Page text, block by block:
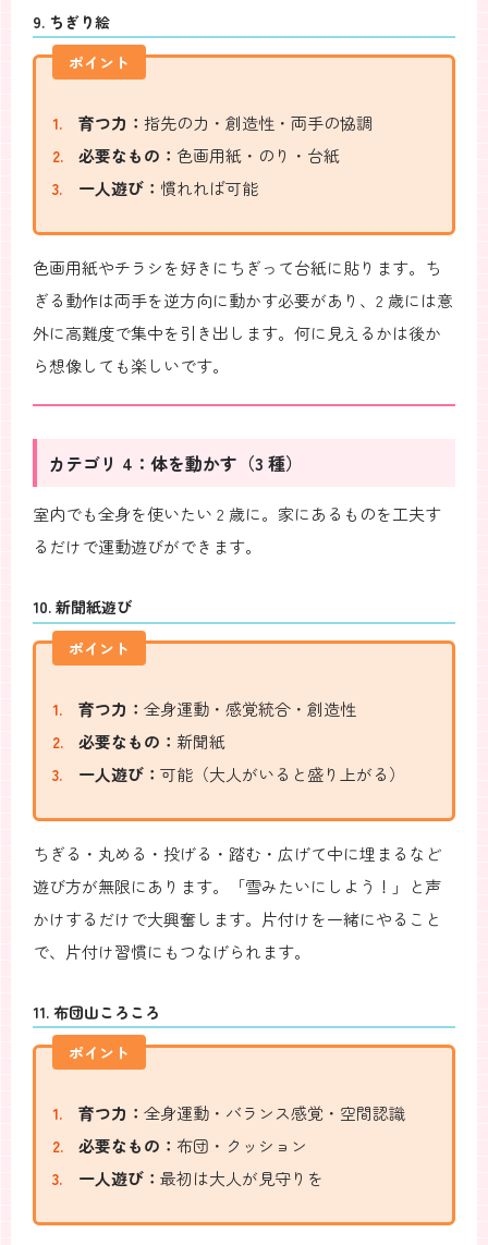
9. ちぎり絵
ポイント
育つ力： 指先の力・創造性・両手の協調
必要なもの： 色画用紙・のり・台紙
一人遊び： 慣れれば可能
色画用紙やチラシを好きにちぎって台紙に貼ります。ち
ぎる動作は両手を逆方向に動かす必要があり、2 歳には意
外に高難度で集中を引き出します。何に見えるかは後か
ら想像しても楽しいです。
カテゴリ 4：体を動かす（3 種）
室内でも全身を使いたい 2 歳に。家にあるものを工夫す
るだけで運動遊びができます。
10. 新聞紙遊び
ポイント
育つ力： 全身運動・感覚統合・創造性
必要なもの： 新聞紙
一人遊び： 可能（大人がいると盛り上がる）
ちぎる・丸める・投げる・踏む・広げて中に埋まるなど
遊び方が無限にあります。「雪みたいにしよう！」と声
かけするだけで大興奮します。片付けを一緒にやること
で、片付け習慣にもつなげられます。
11. 布団山ころころ
ポイント
育つ力： 全身運動・バランス感覚・空間認識
必要なもの： 布団・クッション
一人遊び： 最初は大人が見守りを